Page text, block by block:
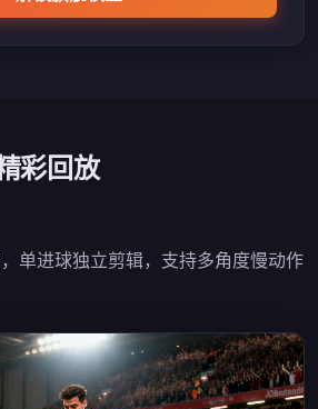
彩回放
单进球独立剪辑，支持多角度慢动作